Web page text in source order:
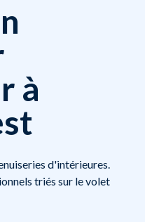
à
d'intérieures.
triés sur le volet